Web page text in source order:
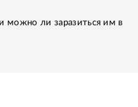
можно ли заразиться им в